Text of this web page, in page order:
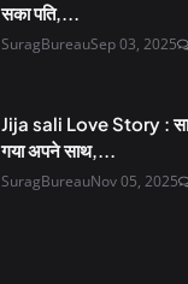
सका पति,...
SuragBureauSep 03, 2025
Jija sali Love Story :
गया अपने साथ,...
SuragBureauNov 05, 2025